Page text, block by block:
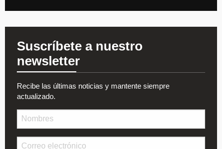
Suscríbete a nuestro
newsletter
Recibe las últimas noticias y mantente siempre
actualizado.